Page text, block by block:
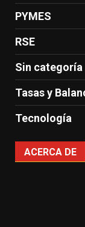
PYMES
RSE
Sin categoría
Tasas y
Tecnología
ACERCA DE